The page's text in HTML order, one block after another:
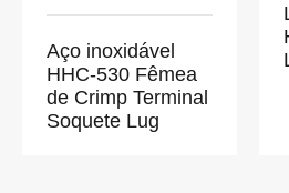
Aço inoxidável
HHC-530 Fêmea
de Crimp Terminal
Soquete Lug